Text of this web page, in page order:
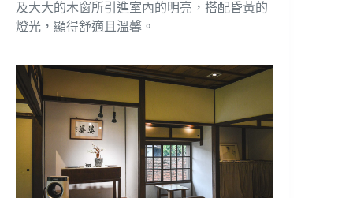
及大大的木窗所引進室內的明亮，搭配昏黃的
燈光，顯得舒適且溫馨。